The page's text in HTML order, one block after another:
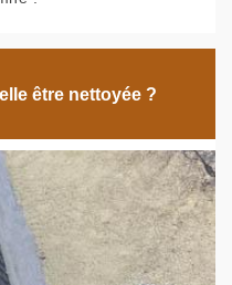
être nettoyée ?